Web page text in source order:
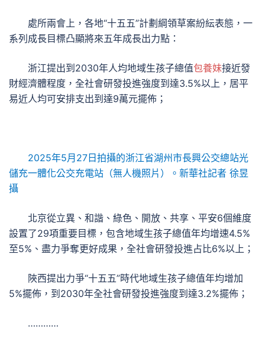
處所兩會上，各地“十五五”計劃綱領草案紛紜表態，一
系列成長目標凸顯將來五年成長出力點：
浙江提出到2030年人均地域生孩子總值包養妹接近發
財經濟體程度，全社會研發投進強度到達3.5%以上，居平
易近人均可安排支出到達9萬元擺佈；
2025年5月27日拍攝的浙江省湖州市長興公交總站光
儲充一體化公交充電站（無人機照片）。新華社記者 徐昱
攝
北京從立異、和諧、綠色、開放、共享、平安6個維度
設置了29項重要目標，包含地域生孩子總值年均增速4.5%
至5%、盡力爭奪更好成果，全社會研發投進占比6%以上；
陜西提出力爭“十五五”時代地域生孩子總值年均增加
5%擺佈，到2030年全社會研發投進強度到達3.2%擺佈；
…………